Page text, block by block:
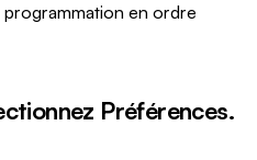
en ordre
Préférences.